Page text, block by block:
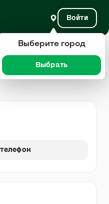
Войти
Отзывы
Выберите город
Выбрать